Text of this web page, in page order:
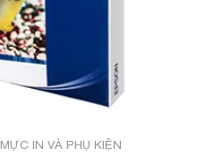
MỰC IN VÀ PHỤ KIỆN